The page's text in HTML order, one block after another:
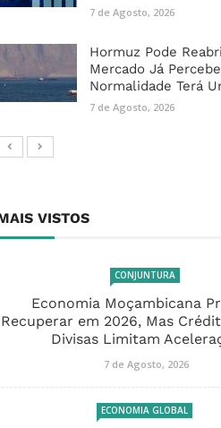
7 de Agosto, 2026
Hormuz Pode
Mercado Já
Normalidade Terá
7 de Agosto, 2026
VISTOS
CONJUNTURA
Economia Moçambicana
Recuperar em 2026, Mas
Divisas Limitam
7 de Agosto, 2026
ECONOMIA GLOBAL